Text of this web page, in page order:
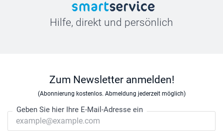
Hilfe, direkt und persönlich
Zum Newsletter anmelden!
(Abonnierung kostenlos. Abmeldung jederzeit möglich)
Geben Sie hier Ihre E-Mail-Adresse ein